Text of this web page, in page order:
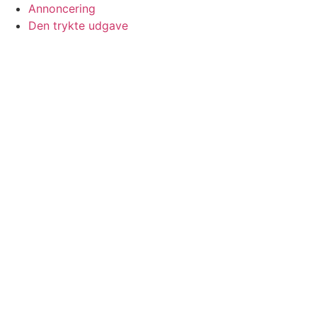
Annoncering
Den trykte udgave